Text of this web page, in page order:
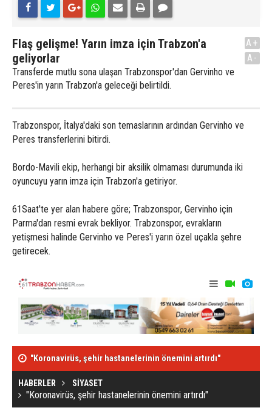
Flaş gelişme! Yarın imza için Trabzon'a
geliyorlar
Transferde mutlu sona ulaşan Trabzonspor'dan Gervinho ve
Peres'in yarın Trabzon'a geleceği belirtildi.
A+
A-
Trabzonspor, İtalya'daki son temaslarının ardından Gervinho ve
Peres transferlerini bitirdi.
Bordo-Mavili ekip, herhangi bir aksilik olmaması durumunda iki
oyuncuyu yarın imza için Trabzon'a getiriyor.
61Saat'te yer alan habere göre; Trabzonspor, Gervinho için
Parma'dan resmi evrak bekliyor. Trabzonspor, evrakların
yetişmesi halinde Gervinho ve Peres'i yarın özel uçakla şehre
getirecek.
"Koronavirüs, şehir hastanelerinin önemini artırdı"
HABERLER SİYASET
"Koronavirüs, şehir hastanelerinin önemini artırdı"